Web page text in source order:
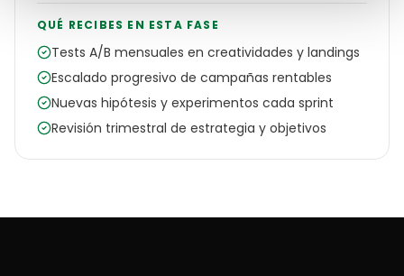
QUÉ RECIBES EN ESTA FASE
Tests A/B mensuales en creatividades y landings
Escalado progresivo de campañas rentables
Nuevas hipótesis y experimentos cada sprint
Revisión trimestral de estrategia y objetivos